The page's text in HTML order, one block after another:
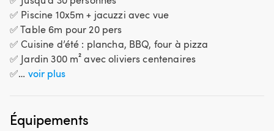
✅ Piscine 10x5m + jacuzzi avec vue
✅ Table 6m pour 20 pers
✅ Cuisine d’été : plancha​,​ BBQ​,​ four à pizza
✅ Jardin 300 m² avec oliviers centenaires
✅… voir plus
Équipements